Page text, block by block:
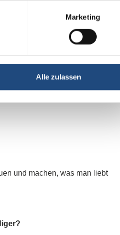
Marketing
Alle zulassen
und habe eine
für die Sprengnetter
und machen, was man liebt